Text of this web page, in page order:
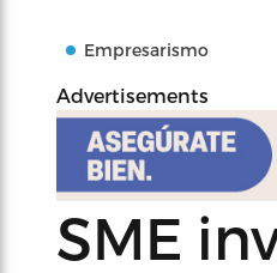
Empresarismo
Advertisements
SME